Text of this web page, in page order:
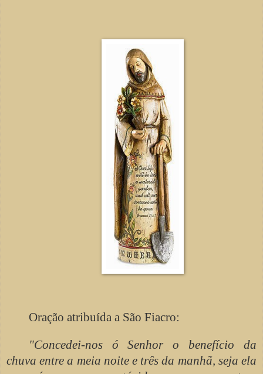
Oração atribuída a São Fiacro:
"Concedei-nos ó Senhor o benefício da
chuva entre a meia noite e três da manhã, seja ela